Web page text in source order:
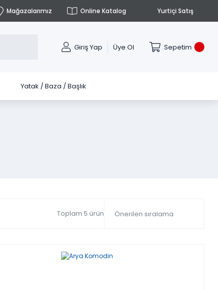
Mağazalarımız Online Katalog Yurtiçi Satış
Giriş Yap Üye Ol Sepetim
Yatak / Baza / Başlık
Toplam 5 ürün